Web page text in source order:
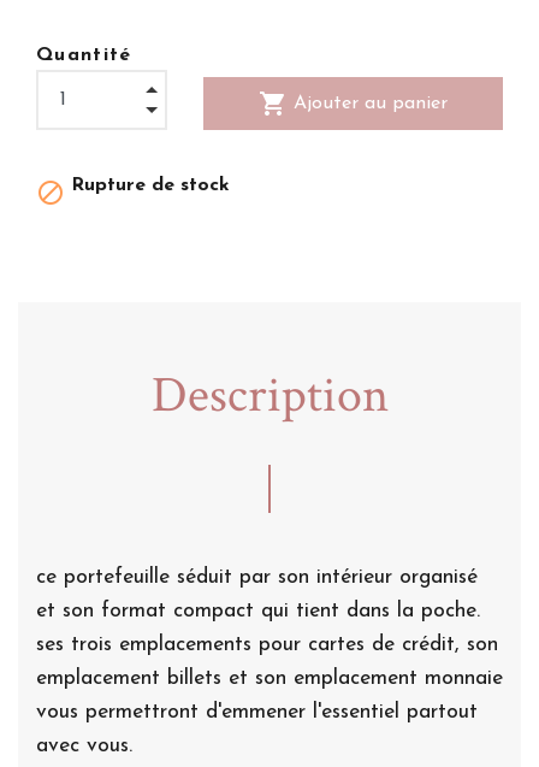
Quantité
shopping_cart Ajouter au panier
 Rupture de stock
Description
ce portefeuille séduit par son intérieur organisé
et son format compact qui tient dans la poche.
ses trois emplacements pour cartes de crédit, son
emplacement billets et son emplacement monnaie
vous permettront d'emmener l'essentiel partout
avec vous.